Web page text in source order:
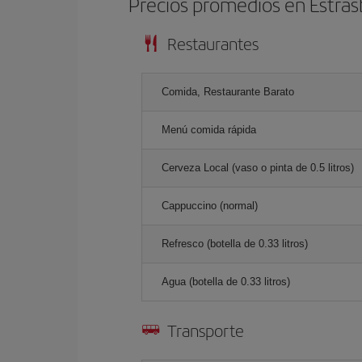
Restaurantes
Comida, Restaurante Barato
Menú comida rápida
Cerveza Local (vaso o pinta de 0.5 litros)
Cappuccino (normal)
Refresco (botella de 0.33 litros)
Agua (botella de 0.33 litros)
Transporte